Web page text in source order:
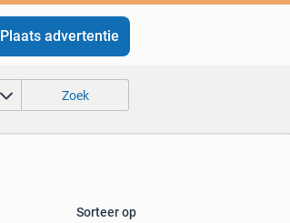
Plaats advertentie
Zoek
Sorteer op